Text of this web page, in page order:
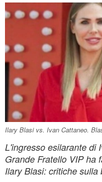
Ilary Blasi vs. Ivan Cattaneo.
L'ingresso esilarante di
Grande Fratello VIP ha
Ilary Blasi: critiche sulla